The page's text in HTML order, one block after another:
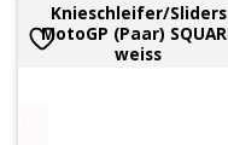
Knieschleifer/Sliders
MotoGP (Paar)
weiss